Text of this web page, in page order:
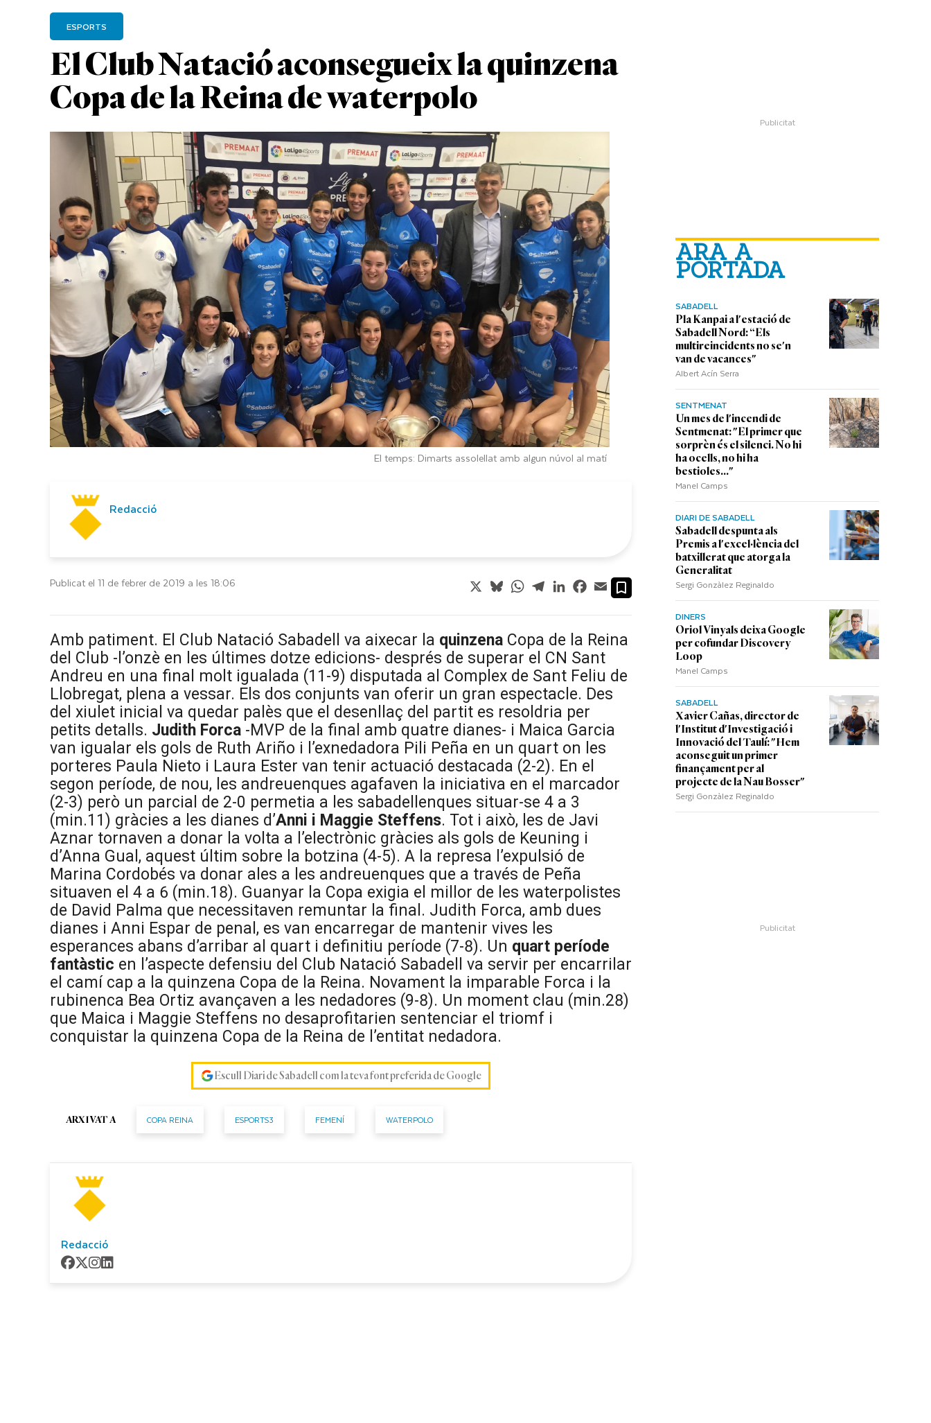
ARA A
PORTADA
SABADELL
Pla Kanpai a l'estació de
Sabadell Nord: “Els
multireincidents no se'n
van de vacances"
Albert Acín Serra
SENTMENAT
Un mes de l'incendi de
Sentmenat: "El primer que
sorprèn és el silenci. No hi
ha ocells, no hi ha
bestioles..."
Manel Camps
DIARI DE SABADELL
Sabadell despunta als
Premis a l'excel·lència del
batxillerat que atorga la
Generalitat
Sergi Gonzàlez Reginaldo
DINERS
Oriol Vinyals deixa Google
per cofundar Discovery
Loop
Manel Camps
SABADELL
Xavier Cañas, director de
l'Institut d'Investigació i
Innovació del Taulí: "Hem
aconseguit un primer
finançament per al
projecte de la Nau Bosser"
Sergi Gonzàlez Reginaldo
El Club Natació aconsegueix la quinzena
Copa de la Reina de waterpolo
ESPORTS
El temps: Dimarts assolellat amb algun núvol al matí
Redacció
Publicat el 11 de febrer de 2019 a les 18:06 X BlueskyWhatsApp
TelegramLinkedInFacebook
Email
Amb patiment. El Club Natació Sabadell va aixecar la quinzena Copa de la Reina
del Club -l’onzè en les últimes dotze edicions- després de superar el CN Sant
Andreu en una final molt igualada (11-9) disputada al Complex de Sant Feliu de
Llobregat, plena a vessar. Els dos conjunts van oferir un gran espectacle. Des
del xiulet inicial va quedar palès que el desenllaç del partit es resoldria per
petits detalls. Judith Forca -MVP de la final amb quatre dianes- i Maica Garcia
van igualar els gols de Ruth Ariño i l’exnedadora Pili Peña en un quart on les
porteres Paula Nieto i Laura Ester van tenir actuació destacada (2-2). En el
segon període, de nou, les andreuenques agafaven la iniciativa en el marcador
(2-3) però un parcial de 2-0 permetia a les sabadellenques situar-se 4 a 3
(min.11) gràcies a les dianes d’Anni i Maggie Steffens. Tot i això, les de Javi
Aznar tornaven a donar la volta a l’electrònic gràcies als gols de Keuning i
d’Anna Gual, aquest últim sobre la botzina (4-5). A la represa l’expulsió de
Marina Cordobés va donar ales a les andreuenques que a través de Peña
situaven el 4 a 6 (min.18). Guanyar la Copa exigia el millor de les waterpolistes
de David Palma que necessitaven remuntar la final. Judith Forca, amb dues
dianes i Anni Espar de penal, es van encarregar de mantenir vives les
esperances abans d’arribar al quart i definitiu període (7-8). Un quart període
fantàstic en l’aspecte defensiu del Club Natació Sabadell va servir per encarrilar
el camí cap a la quinzena Copa de la Reina. Novament la imparable Forca i la
rubinenca Bea Ortiz avançaven a les nedadores (9-8). Un moment clau (min.28)
que Maica i Maggie Steffens no desaprofitarien sentenciar el triomf i
conquistar la quinzena Copa de la Reina de l’entitat nedadora.
Escull Diari de Sabadell com la teva font preferida de Google
ARXIVAT A COPA REINA ESPORTS3 FEMENÍ WATERPOLO
Redacció